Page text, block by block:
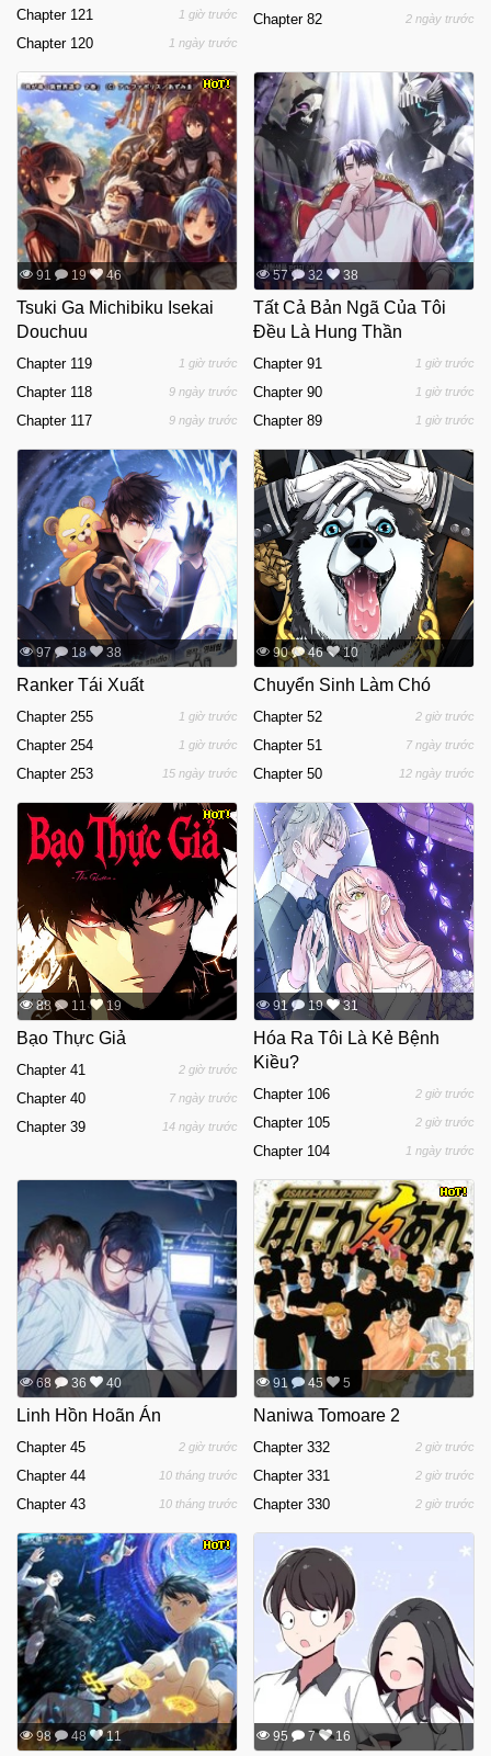
Chapter 121 1 giờ trước
Chapter 120 1 ngày trước
Chapter 82 2 ngày trước
91 19 46
Tsuki Ga Michibiku Isekai
Douchuu
Chapter 119 1 giờ trước
Chapter 118 9 ngày trước
Chapter 117 9 ngày trước
57 32 38
Tất Cả Bản Ngã Của Tôi
Đều Là Hung Thần
Chapter 91 1 giờ trước
Chapter 90 1 giờ trước
Chapter 89 1 giờ trước
97 18 38
Ranker Tái Xuất
Chapter 255 1 giờ trước
Chapter 254 1 giờ trước
Chapter 253 15 ngày trước
90 46 10
Chuyển Sinh Làm Chó
Chapter 52 2 giờ trước
Chapter 51 7 ngày trước
Chapter 50 12 ngày trước
88 11 19
Bạo Thực Giả
Chapter 41 2 giờ trước
Chapter 40 7 ngày trước
Chapter 39 14 ngày trước
91 19 31
Hóa Ra Tôi Là Kẻ Bệnh
Kiều?
Chapter 106 2 giờ trước
Chapter 105 2 giờ trước
Chapter 104 1 ngày trước
68 36 40
Linh Hồn Hoãn Án
Chapter 45 2 giờ trước
Chapter 44 10 tháng trước
Chapter 43 10 tháng trước
91 45 5
Naniwa Tomoare 2
Chapter 332 2 giờ trước
Chapter 331 2 giờ trước
Chapter 330 2 giờ trước
98 48 11 95 7 16